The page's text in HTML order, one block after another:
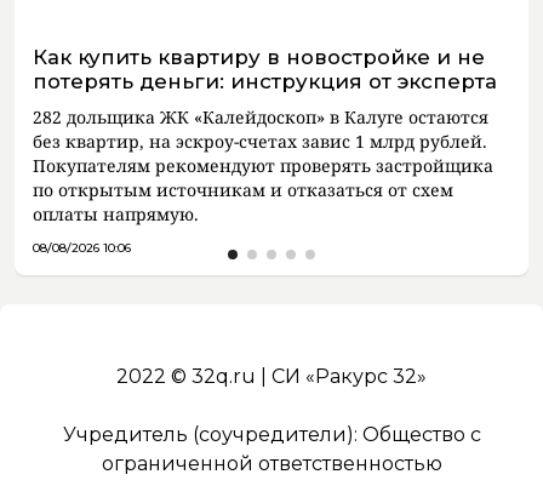
Как купить квартиру в новостройке и не
потерять деньги: инструкция от эксперта
282 дольщика ЖК «Калейдоскоп» в Калуге остаются
без квартир, на эскроу-счетах завис 1 млрд рублей.
Покупателям рекомендуют проверять застройщика
по открытым источникам и отказаться от схем
оплаты напрямую.
08/08/2026 10:06
2022 © 32q.ru | СИ «Ракурс 32»
Учредитель (соучредители): Общество с
ограниченной ответственностью